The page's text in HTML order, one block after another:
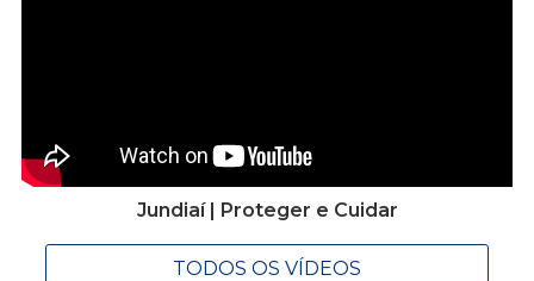
Jundiaí | Proteger e Cuidar
TODOS OS VÍDEOS